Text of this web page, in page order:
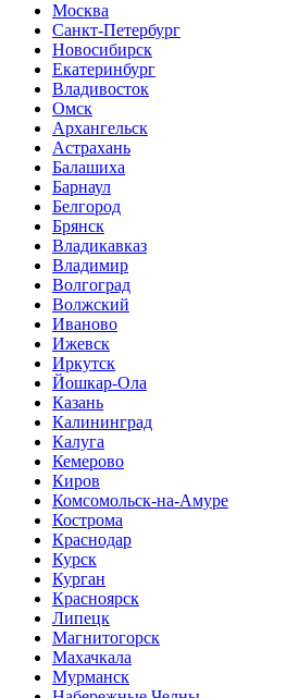
Москва
Санкт-Петербург
Новосибирск
Екатеринбург
Владивосток
Омск
Архангельск
Астрахань
Балашиха
Барнаул
Белгород
Брянск
Владикавказ
Владимир
Волгоград
Волжский
Иваново
Ижевск
Иркутск
Йошкар-Ола
Казань
Калининград
Калуга
Кемерово
Киров
Комсомольск-на-Амуре
Кострома
Краснодар
Курск
Курган
Красноярск
Липецк
Магнитогорск
Махачкала
Мурманск